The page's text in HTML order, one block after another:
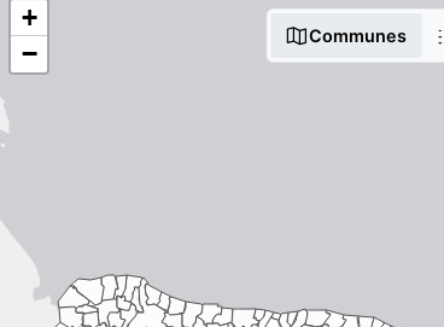
Communes
+
−